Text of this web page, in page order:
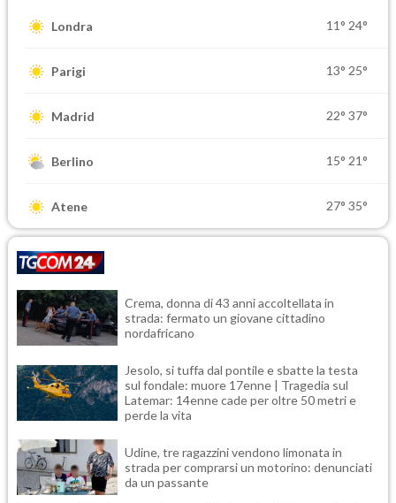
Londra 11° 24°
Parigi 13° 25°
Madrid 22° 37°
Berlino 15° 21°
Atene 27° 35°
Crema, donna di 43 anni accoltellata in
strada: fermato un giovane cittadino
nordafricano
Jesolo, si tuffa dal pontile e sbatte la testa
sul fondale: muore 17enne | Tragedia sul
Latemar: 14enne cade per oltre 50 metri e
perde la vita
Udine, tre ragazzini vendono limonata in
strada per comprarsi un motorino: denunciati
da un passante